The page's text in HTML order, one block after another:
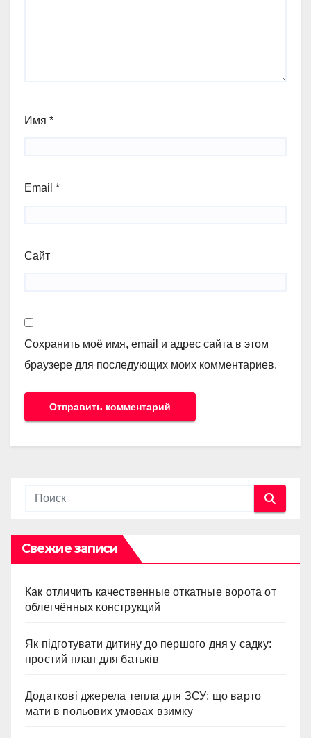
Имя *
Email *
Сайт
Сохранить моё имя, email и адрес сайта в этом
браузере для последующих моих комментариев.
Свежие записи
Как отличить качественные откатные ворота от
облегчённых конструкций
Як підготувати дитину до першого дня у садку:
простий план для батьків
Додаткові джерела тепла для ЗСУ: що варто
мати в польових умовах взимку